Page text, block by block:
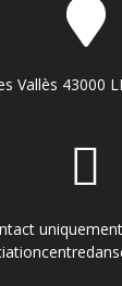
Vallès 43000